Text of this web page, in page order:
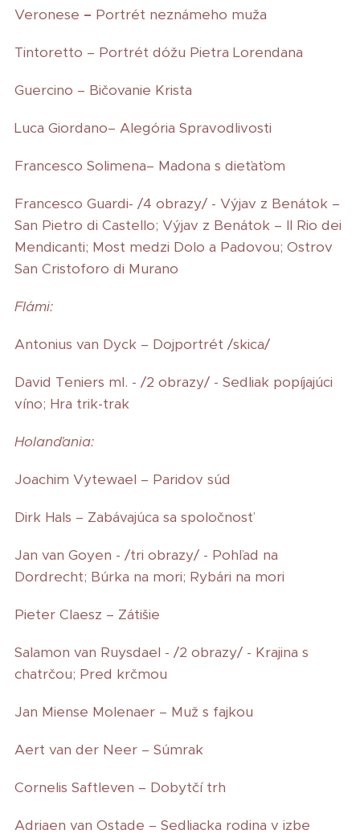
Veronese – Portrét neznámeho muža
Tintoretto – Portrét dóžu Pietra Lorendana
Guercino – Bičovanie Krista
Luca Giordano– Alegória Spravodlivosti
Francesco Solimena– Madona s dieťaťom
Francesco Guardi- /4 obrazy/ - Výjav z Benátok –
San Pietro di Castello; Výjav z Benátok – Il Rio dei
Mendicanti; Most medzi Dolo a Padovou; Ostrov
San Cristoforo di Murano
Flámi:
Antonius van Dyck – Dojportrét /skica/
David Teniers ml. - /2 obrazy/ - Sedliak popíjajúci
víno; Hra trik-trak
Holanďania:
Joachim Vytewael – Paridov súd
Dirk Hals – Zabávajúca sa spoločnosť
Jan van Goyen - /tri obrazy/ - Pohľad na
Dordrecht; Búrka na mori; Rybári na mori
Pieter Claesz – Zátišie
Salamon van Ruysdael - /2 obrazy/ - Krajina s
chatrčou; Pred krčmou
Jan Miense Molenaer – Muž s fajkou
Aert van der Neer – Súmrak
Cornelis Saftleven – Dobytčí trh
Adriaen van Ostade – Sedliacka rodina v izbe